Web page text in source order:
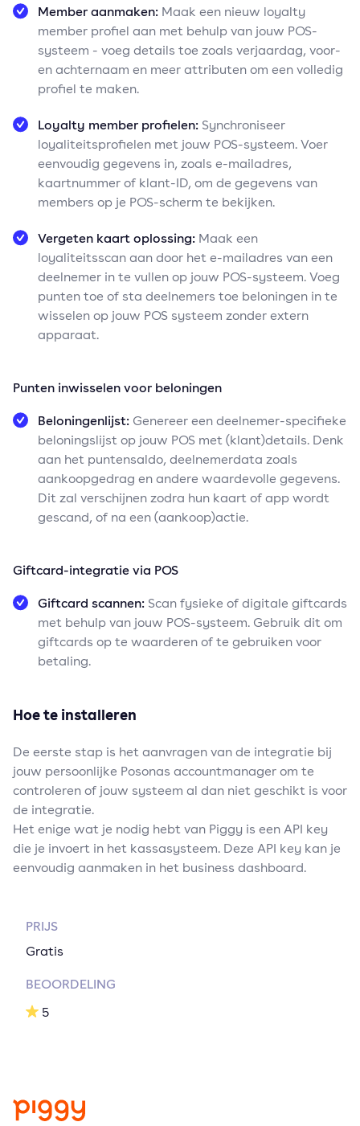
Member aanmaken: Maak een nieuw loyalty
member profiel aan met behulp van jouw POS-
systeem - voeg details toe zoals verjaardag, voor-
en achternaam en meer attributen om een volledig
profiel te maken.
Loyalty member profielen: Synchroniseer
loyaliteitsprofielen met jouw POS-systeem. Voer
eenvoudig gegevens in, zoals e-mailadres,
kaartnummer of klant-ID, om de gegevens van
members op je POS-scherm te bekijken.
Vergeten kaart oplossing: Maak een
loyaliteitsscan aan door het e-mailadres van een
deelnemer in te vullen op jouw POS-systeem. Voeg
punten toe of sta deelnemers toe beloningen in te
wisselen op jouw POS systeem zonder extern
apparaat.
Punten inwisselen voor beloningen
Beloningenlijst: Genereer een deelnemer-specifieke
beloningslijst op jouw POS met (klant)details. Denk
aan het puntensaldo, deelnemerdata zoals
aankoopgedrag en andere waardevolle gegevens.
Dit zal verschijnen zodra hun kaart of app wordt
gescand, of na een (aankoop)actie.
Giftcard-integratie via POS
Giftcard scannen: Scan fysieke of digitale giftcards
met behulp van jouw POS-systeem. Gebruik dit om
giftcards op te waarderen of te gebruiken voor
betaling.
Hoe te installeren
De eerste stap is het aanvragen van de integratie bij
jouw persoonlijke Posonas accountmanager om te
controleren of jouw systeem al dan niet geschikt is voor
de integratie.
Het enige wat je nodig hebt van Piggy is een API key
die je invoert in het kassasysteem. Deze API key kan je
eenvoudig aanmaken in het business dashboard.
PRIJS
Gratis
BEOORDELING
5